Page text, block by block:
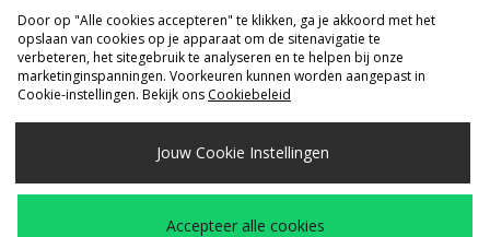
exclusive
Door op "Alle cookies accepteren" te klikken, ga je akkoord met het
opslaan van cookies op je apparaat om de sitenavigatie te
verbeteren, het sitegebruik te analyseren en te helpen bij onze
marketinginspanningen. Voorkeuren kunnen worden aangepast in
Cookie-instellingen. Bekijk ons Cookiebeleid
Jouw Cookie Instellingen
Accepteer alle cookies